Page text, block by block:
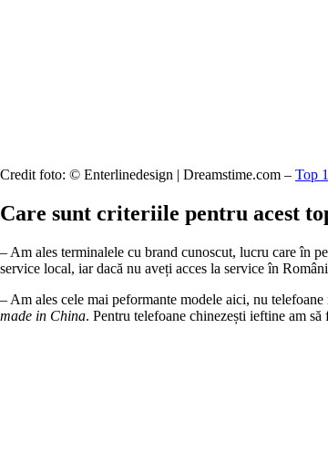
Credit foto: © Enterlinedesign | Dreamstime.com – Top
Care sunt criteriile pentru acest
– Am ales terminalele cu brand cunoscut, lucru care în
service local, iar dacă nu aveți acces la service în
– Am ales cele mai peformante modele aici, nu
made in China. Pentru telefoane chinezești ieftine am să